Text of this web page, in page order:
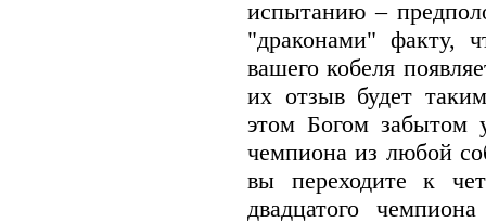
испытанию –
"драконами" факту,
вашего кобеля
их отзыв будет
этом Богом забытом
чемпиона из любой
вы переходите к
двадцатого